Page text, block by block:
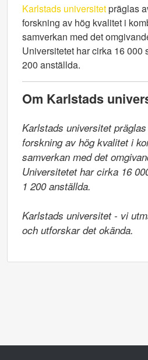
Karlstads universitetpräglas
forskning av hög kvalitet i
samverkan med det
Universitetet har cirka 16 000
200 anställda.
Om Karlstads
Karlstads universitet
forskning av hög kvalitet i
samverkan med det
Universitetet har cirka 16
1 200 anställda.
Karlstads universitet - vi
och utforskar det okända.